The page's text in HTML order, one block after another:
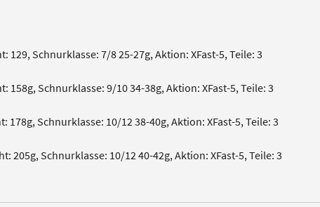
129, Schnurklasse: 7/8 25-27g, Aktion: XFast-5, Teile: 3
158g, Schnurklasse: 9/10 34-38g, Aktion: XFast-5, Teile: 3
178g, Schnurklasse: 10/12 38-40g, Aktion: XFast-5, Teile: 3
205g, Schnurklasse: 10/12 40-42g, Aktion: XFast-5, Teile: 3